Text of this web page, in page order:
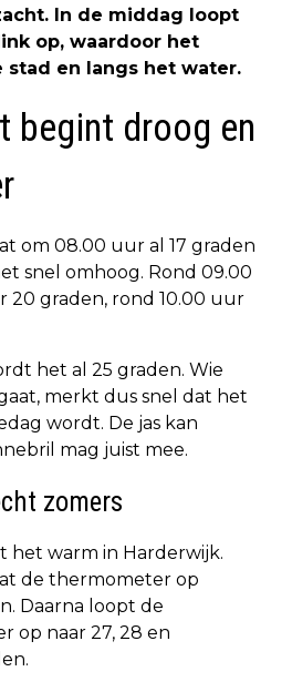
In de middag loopt
op, waardoor het
en langs het water.
begint droog en
om 08.00 uur al 17 graden
snel omhoog. Rond 09.00
20 graden, rond 10.00 uur
het al 25 graden. Wie
merkt dus snel dat het
wordt. De jas kan
mag juist mee.
zomers
het warm in Harderwijk.
de thermometer op
Daarna loopt de
op naar 27, 28 en